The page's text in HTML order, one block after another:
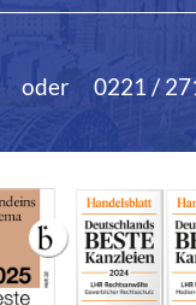
oder 0221 /